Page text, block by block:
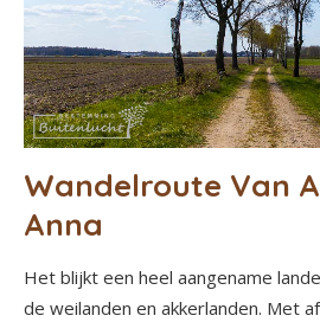
Wandelroute Van
Anna
Het blijkt een heel aangename
de weilanden en akkerlanden. Met